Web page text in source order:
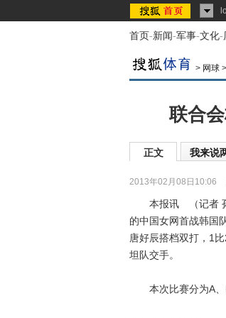
首页-新闻-军事-文化-
> 网球 >
联合
正文 我来说
2013年02月08日10:06
本报讯 （记者 孙
的中国女网首战韩国
唐好辰搭档双打，1
坦队交手。
本次比赛分为A、B